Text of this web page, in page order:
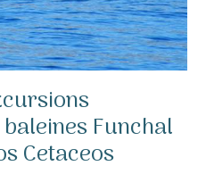
Funchal
Cetaceos